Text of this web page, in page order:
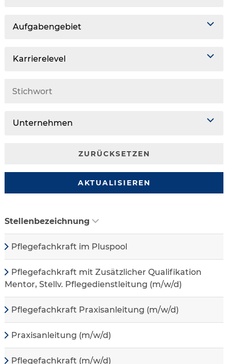
Aufgabengebiet
Karrierelevel
Unternehmen
ZURÜCKSETZEN
AKTUALISIEREN
Stellenbezeichnung
Pflegefachkraft im Pluspool
Pflegefachkraft mit Zusätzlicher Qualifikation
Mentor, Stellv. Pflegedienstleitung (m/w/d)
Pflegefachkraft Praxisanleitung (m/w/d)
Praxisanleitung (m/w/d)
Pflegefachkraft (m/w/d)